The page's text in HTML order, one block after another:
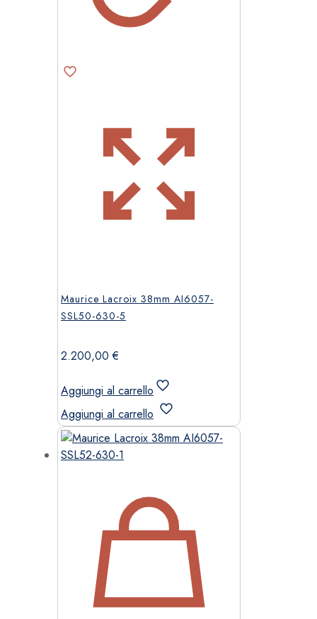
Maurice Lacroix 38mm AI6057-
SSL50-630-5
2.200,00€
Aggiungi al carrello
Aggiungi al carrello